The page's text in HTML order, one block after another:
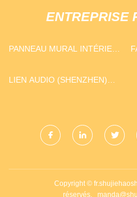
ENTREPRISE
PANNEAU MURAL INTÉRIEUR
LIEN AUDIO (SHENZHEN)
Copyright ©
réservés.